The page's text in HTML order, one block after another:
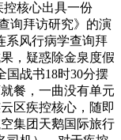
控核心出具一份
询拜访研究》的演
系风行病学查询拜
，疑惑除金泉度假
国战书18时30分摆
餐，一曲没有单元
区疾控核心，随即
集团天鹅国际旅行